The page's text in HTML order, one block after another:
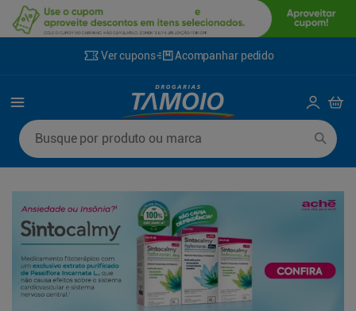
Ver cupons Acompanhar pedido
Busque por produto ou marca
Termos mais buscados
3º
desodorante
4º
sabonete líquido
5º fralda xg
8º
shampoo
9º
fralda xxg
10º sabonete